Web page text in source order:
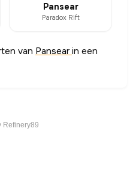
Pansear
Paradox Rift
van Pansearin een
Refinery89